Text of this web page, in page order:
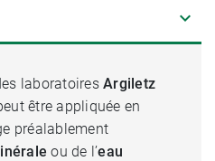
laboratoires Argiletz
être appliquée en
préalablement
ou de l’eau